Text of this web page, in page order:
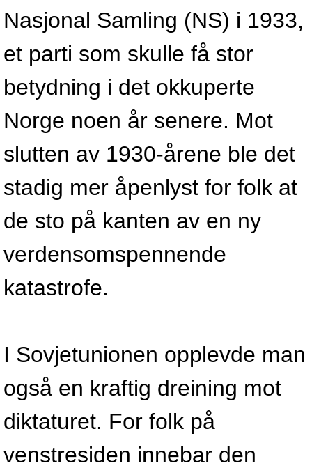
Nasjonal Samling (NS) i 1933,
et parti som skulle få stor
betydning i det okkuperte
Norge noen år senere. Mot
slutten av 1930-årene ble det
stadig mer åpenlyst for folk at
de sto på kanten av en ny
verdensomspennende
katastrofe.
I Sovjetunionen opplevde man
også en kraftig dreining mot
diktaturet. For folk på
venstresiden innebar den